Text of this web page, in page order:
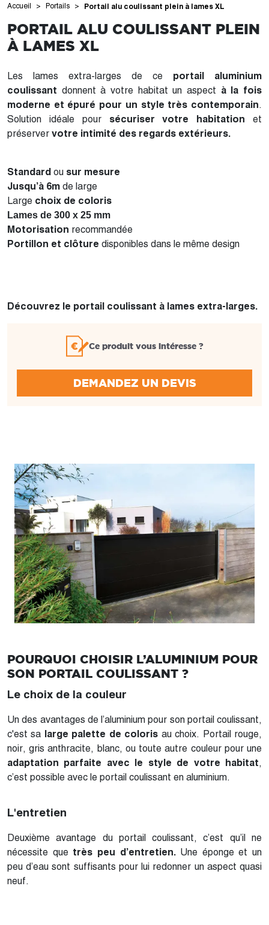
Accueil Portails Portail alu coulissant plein à lames XL
PORTAIL ALU COULISSANT PLEIN
À LAMES XL
Les lames extra-larges de ce portail aluminium
coulissant donnent à votre habitat un aspect à la fois
moderne et épuré pour un style très contemporain.
Solution idéale pour sécuriser votre habitation
et
préserver votre intimité des regards extérieurs.
Standard ou sur mesure
Jusqu’à 6m de large
Large choix de coloris
Lames de 300 x 25 mm
Motorisation recommandée
Portillon et clôture disponibles dans le même design
Découvrez le portail coulissant à lames extra-larges.
Ce produit vous intéresse ?
DEMANDEZ UN DEVIS
POURQUOI CHOISIR L’ALUMINIUM POUR
SON PORTAIL COULISSANT ?
Le choix de la couleur
Un des avantages de l’aluminium pour son portail coulissant,
c'est sa large palette de coloris au choix. Portail rouge,
noir, gris anthracite, blanc, ou toute autre couleur pour une
adaptation parfaite avec le style de votre habitat,
c’est possible avec le portail coulissant en aluminium.
L'entretien
Deuxième avantage du portail coulissant, c’est qu’il ne
nécessite que très peu d’entretien. Une éponge et un
peu d’eau sont suffisants pour lui redonner un aspect quasi
neuf.